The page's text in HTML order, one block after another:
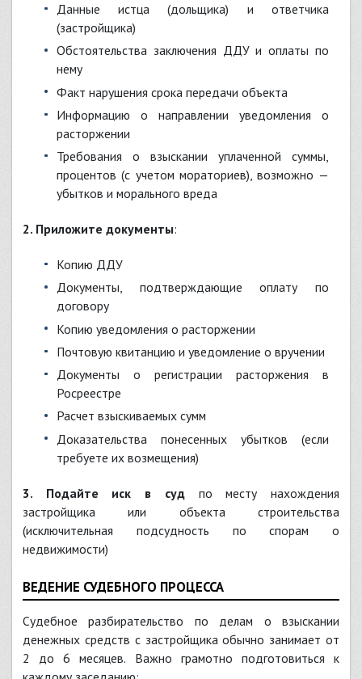
Данные истца (дольщика) и ответчика
(застройщика)
Обстоятельства заключения ДДУ и оплаты по
нему
Факт нарушения срока передачи объекта
Информацию о направлении уведомления о
расторжении
Требования о взыскании уплаченной суммы,
процентов (с учетом мораториев), возможно —
убытков и морального вреда
2. Приложите документы:
Копию ДДУ
Документы, подтверждающие оплату по
договору
Копию уведомления о расторжении
Почтовую квитанцию и уведомление о вручении
Документы о регистрации расторжения в
Росреестре
Расчет взыскиваемых сумм
Доказательства понесенных убытков (если
требуете их возмещения)
3. Подайте иск в судпо месту нахождения
застройщика или объекта строительства
(исключительная подсудность по спорам о
недвижимости)
ВЕДЕНИЕ СУДЕБНОГО ПРОЦЕССА
Судебное разбирательство по делам о взыскании
денежных средств с застройщика обычно занимает от
2 до 6 месяцев. Важно грамотно подготовиться к